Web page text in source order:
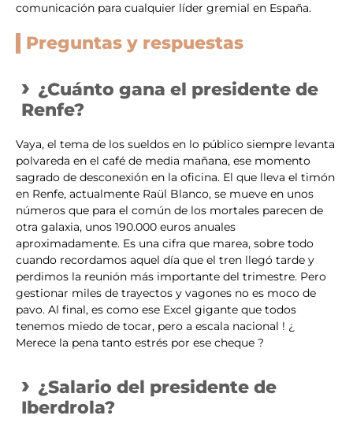
comunicación para cualquier líder gremial en España.
Preguntas y respuestas
¿Cuánto gana el presidente de
Renfe?
Vaya, el tema de los sueldos en lo público siempre levanta
polvareda en el café de media mañana, ese momento
sagrado de desconexión en la oficina. El que lleva el timón
en Renfe, actualmente Raül Blanco, se mueve en unos
números que para el común de los mortales parecen de
otra galaxia, unos 190.000 euros anuales
aproximadamente. Es una cifra que marea, sobre todo
cuando recordamos aquel día que el tren llegó tarde y
perdimos la reunión más importante del trimestre. Pero
gestionar miles de trayectos y vagones no es moco de
pavo. Al final, es como ese Excel gigante que todos
tenemos miedo de tocar, pero a escala nacional ! ¿
Merece la pena tanto estrés por ese cheque ?
¿Salario del presidente de
Iberdrola?